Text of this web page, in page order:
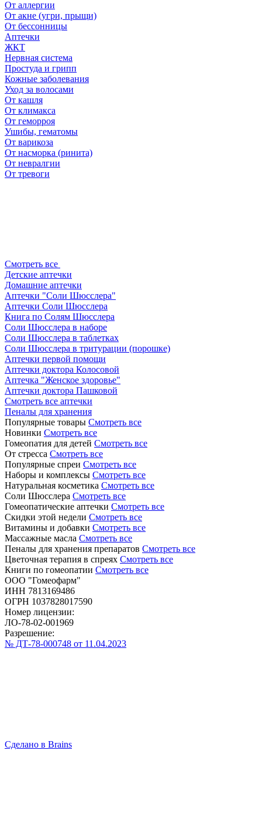
От аллергии
От акне (угри, прыщи)
От бессонницы
Аптечки
ЖКТ
Нервная система
Простуда и грипп
Кожные заболевания
Уход за волосами
От кашля
От климакса
От геморроя
Ушибы, гематомы
От варикоза
От насморка (ринита)
От невралгии
От тревоги
Смотреть все
Детские аптечки
Домашние аптечки
Аптечки "Соли Шюсслера"
Аптечки Соли Шюсслера
Книга по Солям Шюсслера
Соли Шюсслера в наборе
Соли Шюсслера в таблетках
Соли Шюсслера в тритурации (порошке)
Аптечки первой помощи
Аптечки доктора Колосовой
Аптечка "Женское здоровье"
Аптечки доктора Пашковой
Смотреть все аптечки
Пеналы для хранения
Популярные товары Смотреть все
Новинки Смотреть все
Гомеопатия для детей Смотреть все
От стресса Смотреть все
Популярные спреи Смотреть все
Наборы и комплексы Смотреть все
Натуральная косметика Смотреть все
Соли Шюсслера Смотреть все
Гомеопатические аптечки Смотреть все
Скидки этой недели Смотреть все
Витамины и добавки Смотреть все
Массажные масла Смотреть все
Пеналы для хранения препаратов Смотреть все
Цветочная терапия в спреях Смотреть все
Книги по гомеопатии Смотреть все
ООО "Гомеофарм"
ИНН 7813169486
ОГРН 1037828017590
Номер лицензии:
ЛО-78-02-001969
Разрешение:
№ ДТ-78-000748 от 11.04.2023
Сделано в Brains